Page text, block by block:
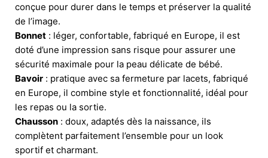
conçue pour durer dans le temps et préserver la qualité
de l’image.
Bonnet : léger, confortable, fabriqué en Europe, il est
doté d’une impression sans risque pour assurer une
sécurité maximale pour la peau délicate de bébé.
Bavoir : pratique avec sa fermeture par lacets, fabriqué
en Europe, il combine style et fonctionnalité, idéal pour
les repas ou la sortie.
Chausson : doux, adaptés dès la naissance, ils
complètent parfaitement l’ensemble pour un look
sportif et charmant.